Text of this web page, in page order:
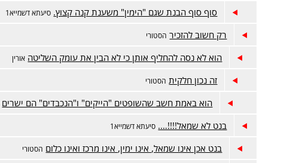
סוף סוף הבנת שגם "הימין" משענת קנה קצוץ. סיעתא דשמייא1
רק חשוב להזכיר הסטורי
הוא לא נסה להחליף אותן כי לא הבין את עומק השליטה אורין
זה נכון חלקית הסטורי
הוא באמת חשב שהשופטים "הייקים" ו"הנכבדים" הם ישרים
בנט לא שמאל!!!!…. סיעתא דשמייא1
בנט אכן אינו שמאל, אינו ימין, אינו מרכז ואינו כלום הסטורי